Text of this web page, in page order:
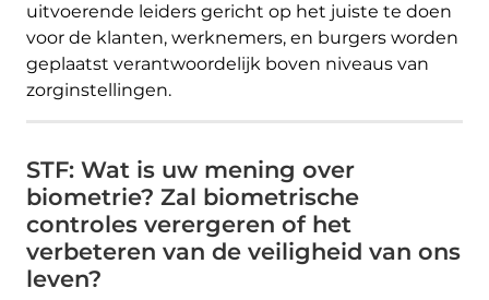
uitvoerende leiders gericht op het juiste te doen
voor de klanten, werknemers, en burgers worden
geplaatst verantwoordelijk boven niveaus van
zorginstellingen.
STF: Wat is uw mening over
biometrie? Zal biometrische
controles verergeren of het
verbeteren van de veiligheid van ons
leven?